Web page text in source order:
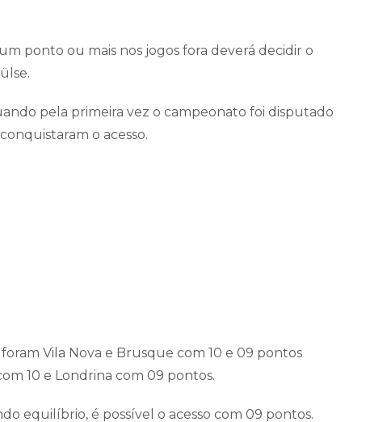
ponto ou mais nos jogos fora deverá decidir o
pela primeira vez o campeonato foi disputado
o acesso.
Vila Nova e Brusque com 10 e 09 pontos
10 e Londrina com 09 pontos.
equilíbrio, é possível o acesso com 09 pontos.